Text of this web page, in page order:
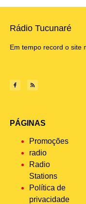
Rádio Tucunaré
Em tempo record o site
PÁGINAS
Promoções
radio
Radio
Stations
Política de
privacidade